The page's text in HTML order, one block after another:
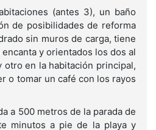
(antes 3), un baño
de posibilidades de reforma
sin muros de carga, tiene
y orientados los dos al
otro en la habitación principal,
o tomar un café con los rayos
a 500 metros de la parada de
minutos a pie de la playa y